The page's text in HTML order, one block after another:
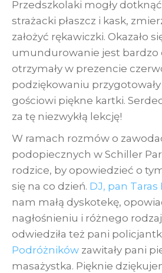
Przedszkolaki mogły
strażacki płaszcz i kask,
założyć rękawiczki. Okazało
umundurowanie jest bardzo
otrzymały w prezencie
podziękowaniu
gościowi piękne kartki.
za tę niezwykłą lekcję!
W ramach rozmów o
podopiecznych w Schiller
rodzice, by opowiedzieć o
się na co dzień. DJ, pan
nam małą dyskotekę,
nagłośnieniu i różnego
odwiedziła też pani
Podróżników zawitały pani
masażystka. Pięknie